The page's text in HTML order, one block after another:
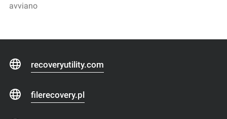
avviano
recoveryutility.com
filerecovery.pl